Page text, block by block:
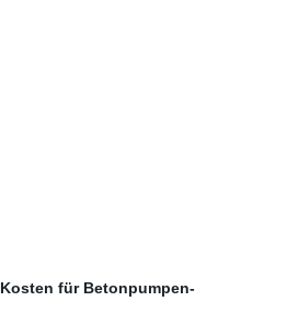
Kosten für Betonpumpen-